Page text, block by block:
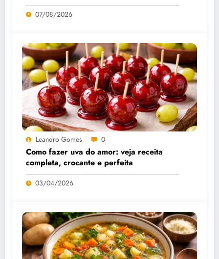
07/08/2026
Leandro Gomes 0
Como fazer uva do amor: veja receita
completa, crocante e perfeita
03/04/2026